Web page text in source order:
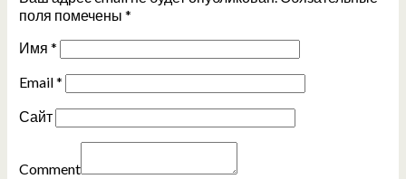
поля помечены *
Имя *
Email*
Сайт
Comment